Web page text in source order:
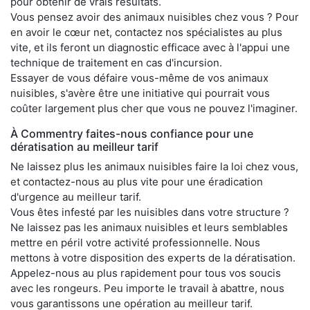
Vous pensez avoir des animaux nuisibles chez vous ? Pour
en avoir le cœur net, contactez nos spécialistes au plus
vite, et ils feront un diagnostic efficace avec à l'appui une
technique de traitement en cas d'incursion.
Essayer de vous défaire vous-même de vos animaux
nuisibles, s'avère être une initiative qui pourrait vous
coûter largement plus cher que vous ne pouvez l'imaginer.
À Commentry faites-nous confiance pour une
dératisation au meilleur tarif
Ne laissez plus les animaux nuisibles faire la loi chez vous,
et contactez-nous au plus vite pour une éradication
d'urgence au meilleur tarif.
Vous êtes infesté par les nuisibles dans votre structure ?
Ne laissez pas les animaux nuisibles et leurs semblables
mettre en péril votre activité professionnelle. Nous
mettons à votre disposition des experts de la dératisation.
Appelez-nous au plus rapidement pour tous vos soucis
avec les rongeurs. Peu importe le travail à abattre, nous
vous garantissons une opération au meilleur tarif.